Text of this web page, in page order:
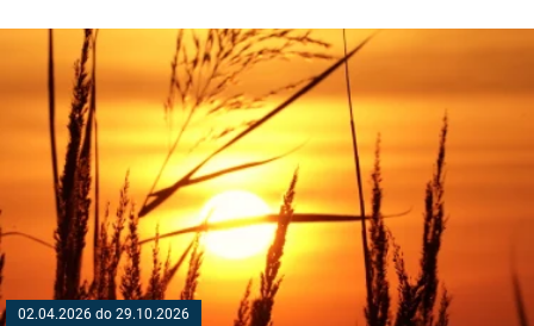
02.04.2026 do 29.10.2026